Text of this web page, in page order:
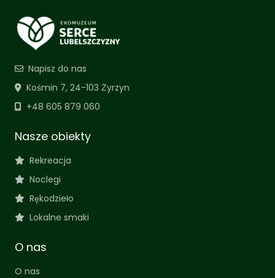
Napisz do nas
Kośmin 7, 24-103 Żyrzyn
+48 605 879 060
Nasze obiekty
Rekreacja
Noclegi
Rękodzieło
Lokalne smaki
O nas
O nas